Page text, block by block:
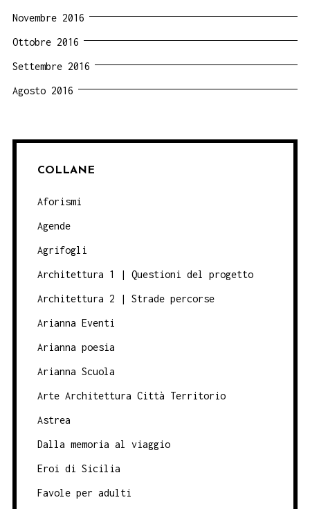
Novembre 2016
Ottobre 2016
Settembre 2016
Agosto 2016
COLLANE
Aforismi
Agende
Agrifogli
Architettura 1 | Questioni del progetto
Architettura 2 | Strade percorse
Arianna Eventi
Arianna poesia
Arianna Scuola
Arte Architettura Città Territorio
Astrea
Dalla memoria al viaggio
Eroi di Sicilia
Favole per adulti